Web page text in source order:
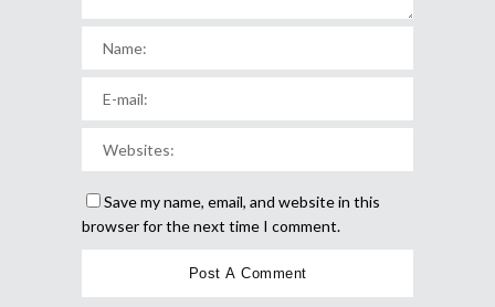
Save my name, email, and website in this
browser for the next time I comment.